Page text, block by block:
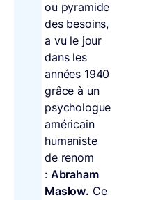
ou pyramide
des besoins,
a vu le jour
dans les
années 1940
grâce à un
psychologue
américain
humaniste
de renom
: Abraham
Maslow. Ce